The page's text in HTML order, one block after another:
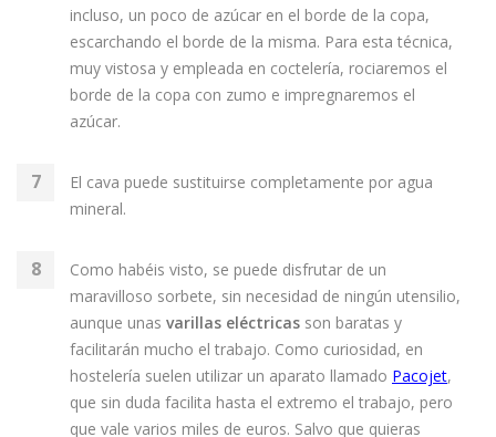
incluso, un poco de azúcar en el borde de la copa,
escarchando el borde de la misma. Para esta técnica,
muy vistosa y empleada en coctelería, rociaremos el
borde de la copa con zumo e impregnaremos el
azúcar.
El cava puede sustituirse completamente por agua
mineral.
Como habéis visto, se puede disfrutar de un
maravilloso sorbete, sin necesidad de ningún utensilio,
aunque unas varillas eléctricas son baratas y
facilitarán mucho el trabajo. Como curiosidad, en
hostelería suelen utilizar un aparato llamado Pacojet,
que sin duda facilita hasta el extremo el trabajo, pero
que vale varios miles de euros. Salvo que quieras